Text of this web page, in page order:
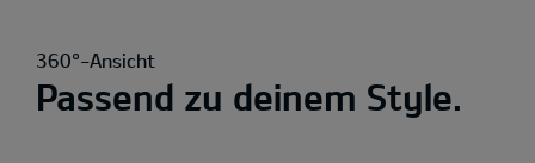
360°-Ansicht
Passend zu deinem Style.